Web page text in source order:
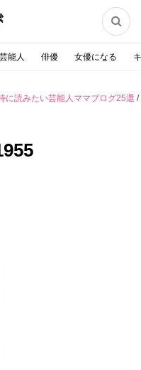

芸能人 俳優 女優になる
に読みたい芸能人ママブログ25選 /